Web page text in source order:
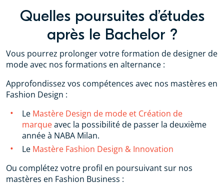
Quelles poursuites d’études
après le Bachelor ?
Vous pourrez prolonger votre formation de designer de
mode avec nos formations en alternance :
Approfondissez vos compétences avec nos mastères en
Fashion Design :
Le Mastère Design de mode et Création de
marqueavec la possibilité de passer la deuxième
année à NABA Milan.
Le Mastère Fashion Design & Innovation
Ou complétez votre profil en poursuivant sur nos
mastères en Fashion Business :